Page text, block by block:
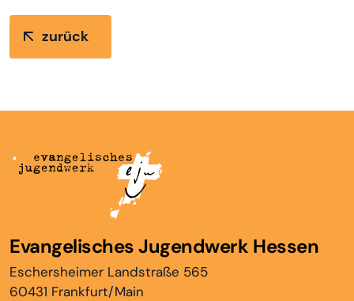
zurück
Evangelisches Jugendwerk Hessen
Eschersheimer Landstraße 565
60431 Frankfurt/Main